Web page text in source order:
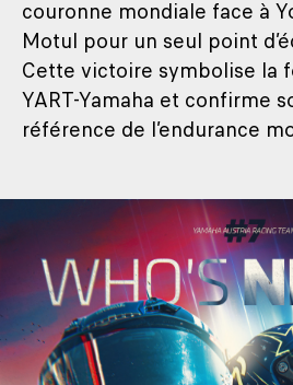
couronne mondiale face à
Motul pour un seul point
Cette victoire symbolise la
YART-Yamaha et confirme
référence de l’endurance